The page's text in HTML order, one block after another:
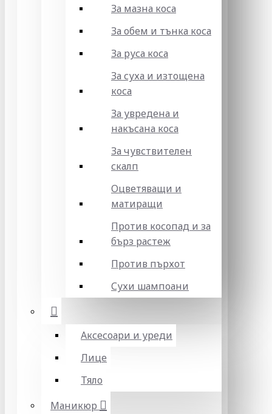
За мазна коса
За обем и тънка коса
За руса коса
За суха и изтощена
коса
За увредена и
накъсана коса
За чувствителен
скалп
Оцветяващи и
матиращи
Против косопад и за
бърз растеж
Против пърхот
Сухи шампоани
Аксесоари и уреди
Лице
Тяло
Маникюр